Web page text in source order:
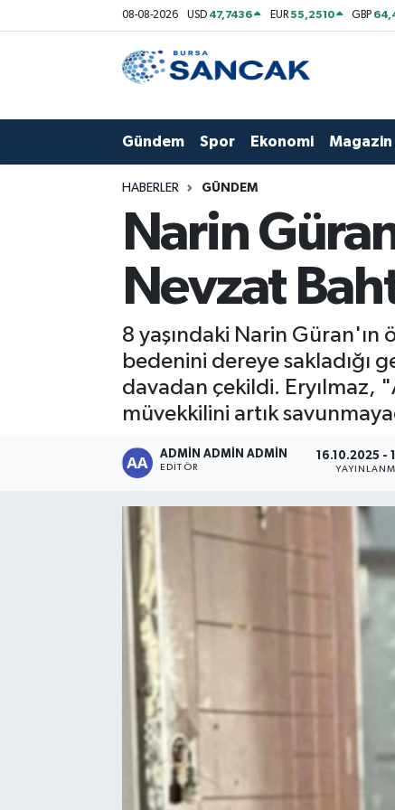
08-08-2026 USD 47,7436 EUR55,2510 GBP
Gündem Spor Ekonomi Magazin
HABERLER GÜNDEM
Narin
Nevzat
8 yaşındaki Narin Güran'ın
bedenini dereye sakladığı
davadan çekildi. Eryılmaz,
müvekkilini artık
ADMİN ADMİN ADMİN
EDITÖR
16.10.2025 -
Hava Durumu
Son Dakika Haberleri